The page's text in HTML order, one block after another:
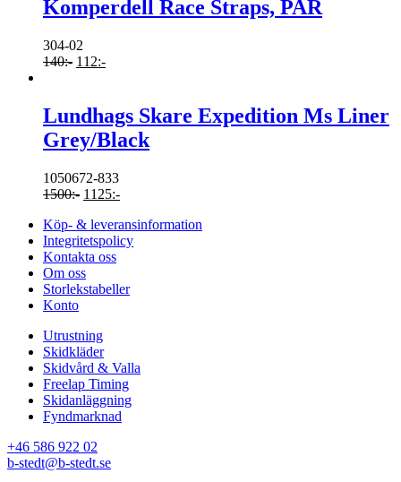
Komperdell Race Straps, PAR
304-02
140:- 112:-
Lundhags Skare Expedition Ms Liner
Grey/Black
1050672-833
1500:- 1125:-
Köp- & leveransinformation
Integritetspolicy
Kontakta oss
Om oss
Storlekstabeller
Konto
Utrustning
Skidkläder
Skidvård & Valla
Freelap Timing
Skidanläggning
Fyndmarknad
+46 586 922 02
b-stedt@b-stedt.se